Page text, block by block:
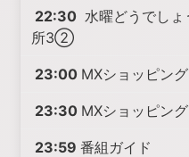
22:30 水曜どうでし
所3②
23:00 MXショッピング
23:30 MXショッピング
23:59 番組ガイド